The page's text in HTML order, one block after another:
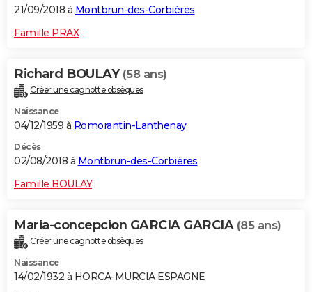
21/09/2018 à Montbrun-des-Corbières
Famille PRAX
Richard BOULAY (58 ans)
Créer une cagnotte obsèques
Naissance
04/12/1959 à Romorantin-Lanthenay
Décès
02/08/2018 à Montbrun-des-Corbières
Famille BOULAY
Maria-concepcion GARCIA GARCIA (85 ans)
Créer une cagnotte obsèques
Naissance
14/02/1932 à HORCA-MURCIA ESPAGNE